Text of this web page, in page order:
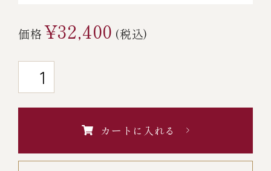
その他
全商品一覧
価格¥32,400 (税込)
カートに入れる